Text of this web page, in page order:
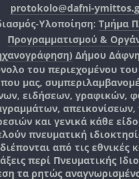
protokolo@dafni-
Υλοποίηση: Τμήμα
Προγραμματισμού &
Δήμου
του περιεχομένου
μας,
ειδήσεων, γραφικών,
και γενικά κάθε
πνευματική
από τις εθνικές
περί Πνευματικής
τα ρητώς